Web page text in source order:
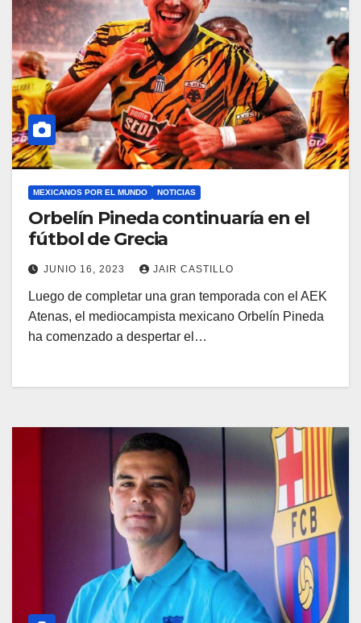
MEXICANOS POR EL MUNDO NOTICIAS
Orbelín Pineda continuaría en el
fútbol de Grecia
JUNIO 16, 2023 JAIR CASTILLO
Luego de completar una gran temporada con el AEK
Atenas, el mediocampista mexicano Orbelín Pineda
ha comenzado a despertar el…